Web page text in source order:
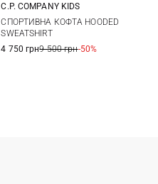
8 10 12
C.P. COMPANY KIDS
СПОРТИВНА КОФТА HOODED
SWEATSHIRT
4 750 грн9 500 грн-50%